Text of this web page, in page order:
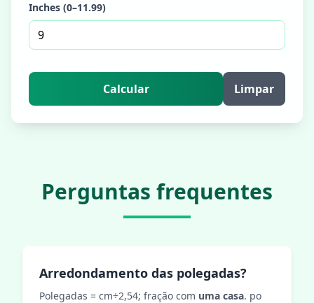
Inches (0–11.99)
Calcular Limpar
Perguntas frequentes
Arredondamento das polegadas?
Polegadas = cm÷2,54; fração com uma casa. po